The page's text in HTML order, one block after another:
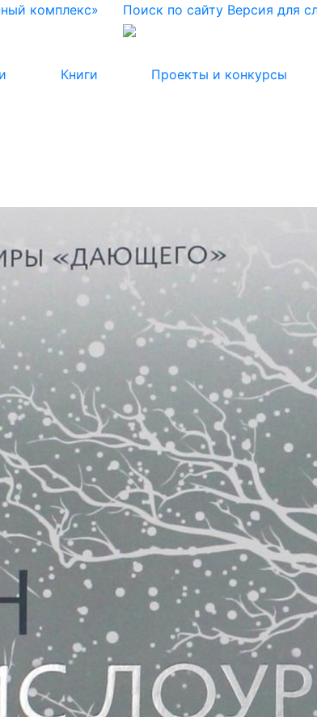
комплекс»
Поиск по сайту Версия для
Книги Проекты и конкурсы